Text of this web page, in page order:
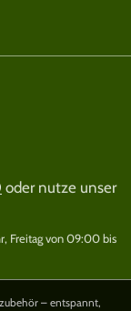
oder nutze unser
Freitag von 09:00 bis
– entspannt,